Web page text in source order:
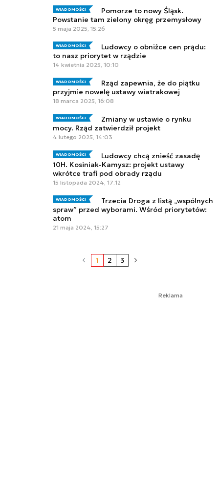
WIADOMOŚCI
Pomorze to nowy Śląsk.
Powstanie tam zielony okręg przemysłowy
5 maja 2025, 15:26
WIADOMOŚCI
Ludowcy o obniżce cen prądu:
to nasz priorytet w rządzie
14 kwietnia 2025, 10:10
WIADOMOŚCI
Rząd zapewnia, że do piątku
przyjmie nowelę ustawy wiatrakowej
18 marca 2025, 16:08
WIADOMOŚCI
Zmiany w ustawie o rynku
mocy. Rząd zatwierdził projekt
4 lutego 2025, 14:03
WIADOMOŚCI
Ludowcy chcą znieść zasadę
10H. Kosiniak-Kamysz: projekt ustawy
wkrótce trafi pod obrady rządu
15 listopada 2024, 17:12
WIADOMOŚCI
Trzecia Droga z listą „wspólnych
spraw” przed wyborami. Wśród priorytetów:
atom
21 maja 2024, 15:27
1 2 3
Reklama